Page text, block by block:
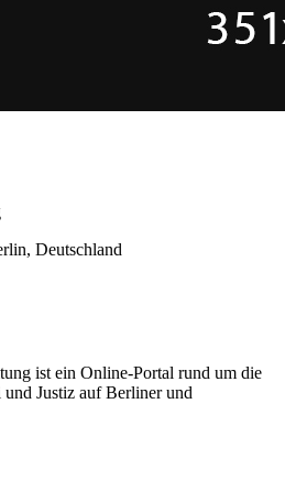
Deutschland
ist ein Online-Portal rund um die
Justiz auf Berliner und